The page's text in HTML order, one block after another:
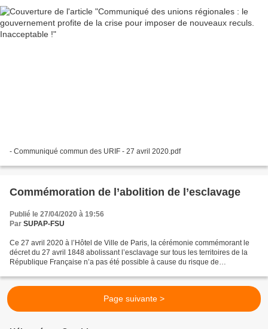
- Communiqué commun des URIF - 27 avril 2020.pdf
Commémoration de l’abolition de l’esclavage
Publié le 27/04/2020 à 19:56
Par SUPAP-FSU
Ce 27 avril 2020 à l’Hôtel de Ville de Paris, la cérémonie commémorant le
décret du 27 avril 1848 abolissant l’esclavage sur tous les territoires de la
République Française n’a pas été possible à cause du risque de
Page suivante >